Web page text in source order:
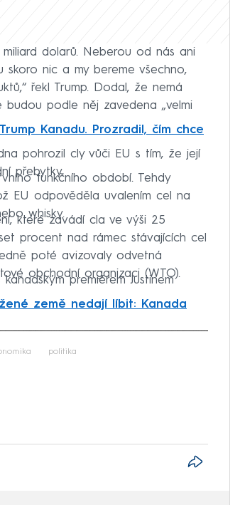
dolarů. Neberou od nás ani
skoro nic a my bereme všechno,
řekl Trump. Dodal, že nemá
podle něj zavedena „velmi
Kanadu. Prozradil, čím chce
pohrozil cly vůči EU s tím, že její
přebytky.
funkčního období. Tehdy
EU odpověděla uvalením cel na
whisky.
které zavádí cla ve výši 25
procent nad rámec stávajících cel
poté avizovaly odvetná
obchodní organizaci (WTO).
premiérem Justinem
země nedají líbit: Kanada
politika